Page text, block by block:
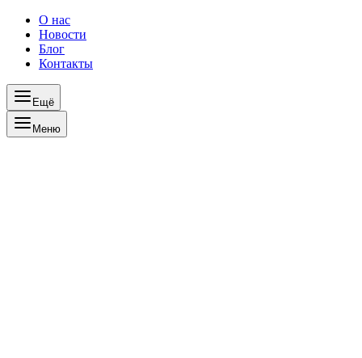
О нас
Новости
Блог
Контакты
Ещё
Меню